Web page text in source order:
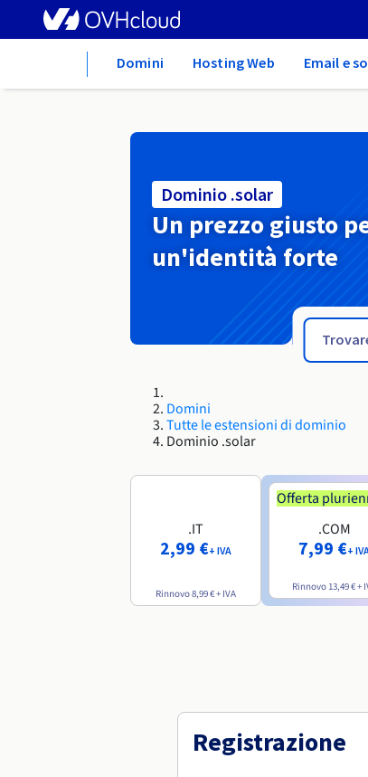
Domini Hosting Web Email e
Dominio .solar
Un prezzo giusto
un'identità forte
Domini
Tutte le estensioni di dominio
Dominio .solar
.IT
2,99 €+ IVA
Rinnovo8,99 €+ IVA
Offerta
.COM
7,99 €+
Rinnovo 13,49 €+
Registrazione